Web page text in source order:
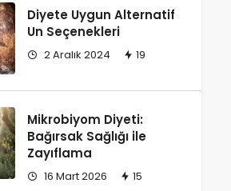
Diyete Uygun Alternatif
Un Seçenekleri
2 Aralık 2024 19
Mikrobiyom Diyeti:
Bağırsak Sağlığı ile
Zayıflama
16 Mart 2026 15